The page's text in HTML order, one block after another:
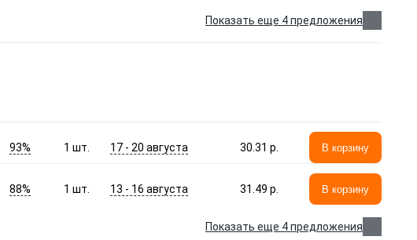
Показать еще 4 предложения
93% 1 шт. 17 - 20 августа 30.31 p. В корзину
88% 1 шт. 13 - 16 августа 31.49 p. В корзину
Показать еще 4 предложения